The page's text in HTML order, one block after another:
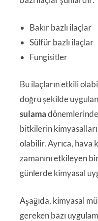
Bakır bazlı ilaçlar
Sülfür bazlı ilaçlar
Fungisitler
Bu ilaçların etkili
doğru şekilde
sulama
bitkilerin kimyasalları
olabilir. Ayrıca, hava
zamanını etkileyen
günlerde kimyasal
Aşağıda, kimyasal
gereken bazı